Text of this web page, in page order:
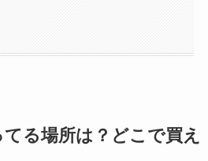
てる場所は？どこで買え